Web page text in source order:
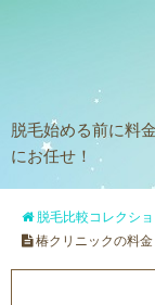
脱毛始める前に料
にお任せ！
脱毛比較コレクシ
椿クリニックの料金